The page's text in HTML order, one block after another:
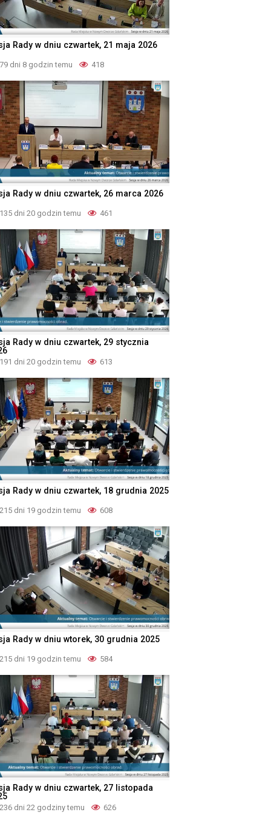
Rady w dniu czwartek, 21 maja 2026
79 dni 8 godzin temu 418
Rady w dniu czwartek, 26 marca 2026
135 dni 20 godzin temu 461
Rady w dniu czwartek, 29 stycznia
191 dni 20 godzin temu 613
Rady w dniu czwartek, 18 grudnia 2025
215 dni 19 godzin temu 608
Rady w dniu wtorek, 30 grudnia 2025
215 dni 19 godzin temu 584
Rady w dniu czwartek, 27 listopada
236 dni 22 godziny temu 626